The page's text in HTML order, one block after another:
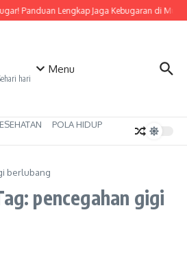
Panduan Lengkap Jaga Kebugaran di
hari
Menu
POLA HIDUP
berlubang
pencegahan gigi